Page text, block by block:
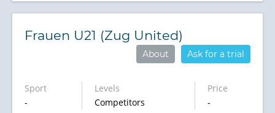
Frauen U21 (Zug United)
Ask for a trial
About
Sport
-
Levels
Competitors
Price
-